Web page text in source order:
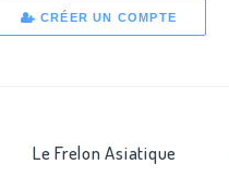
CRÉER UN COMPTE
Le Frelon Asiatique